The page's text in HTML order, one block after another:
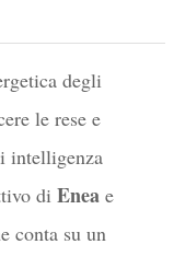
degli
le rese e
intelligenza
diEneae
conta su un